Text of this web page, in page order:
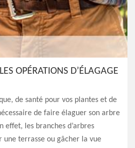
OPÉRATIONS D’ÉLAGAGE
de santé pour vos plantes et de
de faire élaguer son arbre
effet, les branches d’arbres
une terrasse ou gâcher la vue